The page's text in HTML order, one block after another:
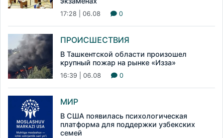
17:28 | 06.08 0
ПРОИСШЕСТВИЯ
В Ташкентской области произошел
крупный пожар на рынке «Изза»
16:39 | 06.08 0
МИР
В США появилась психологическая
платформа для поддержки узбекских
семей